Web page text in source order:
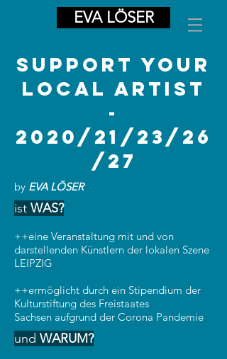
EVA LÖSER
SUPPORT YOUR
LOCAL ARTIST
-
2020/21/23/26
/27
by EVA LÖSER
ist WAS?
++eine Veranstaltung mit und von
darstellenden Künstlern der lokalen Szene
LEIPZIG
++ermöglicht durch ein Stipendium der
Kulturstiftung des Freistaates
Sachsen aufgrund der Corona Pandemie
und WARUM?